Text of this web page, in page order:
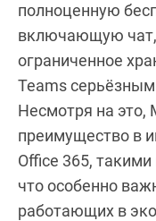
полноценную
включающую
ограниченное
Teams
Несмотря на это,
преимущество в
Office 365, такими
что особенно
работающих в